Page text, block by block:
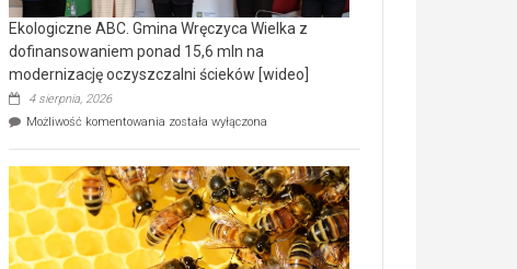
Ekologiczne ABC. Gmina Wręczyca Wielka z
dofinansowaniem ponad 15,6 mln na
modernizację oczyszczalni ścieków [wideo]
4 sierpnia, 2026
Możliwość komentowania Ekologiczne
Wręczyca
Wielka
z
dofinansowaniem
ponad
15,6
została wyłączona